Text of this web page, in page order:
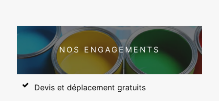
NOS ENGAGEMENTS
Devis et déplacement gratuits